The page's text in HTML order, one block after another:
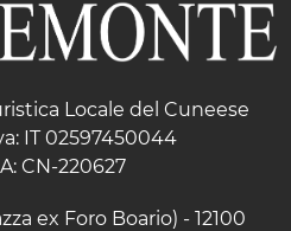
Locale del Cuneese
IT 02597450044
CN-220627
ex Foro Boario) - 12100